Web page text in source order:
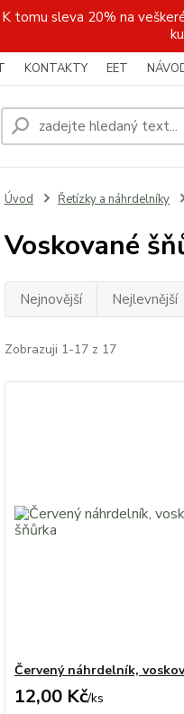
tomu sleva 20% na
KONTAKTY EET
Úvod Řetízky a náhrdelníky
Voskované
Nejnovější Nejlevnější
Zobrazuji 1-17 z 17
Červený náhrdelník,
12,00 Kč/ks